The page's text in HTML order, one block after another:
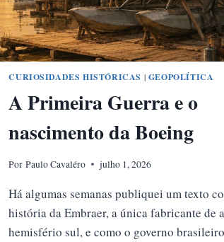
CURIOSIDADES HISTÓRICAS | GEOPOLÍTICA
A Primeira Guerra e o
nascimento da Boeing
Por Paulo Cavaléro julho 1, 2026
Há algumas semanas publiquei um texto
história da Embraer, a única fabricante de
hemisfério sul, e como o governo